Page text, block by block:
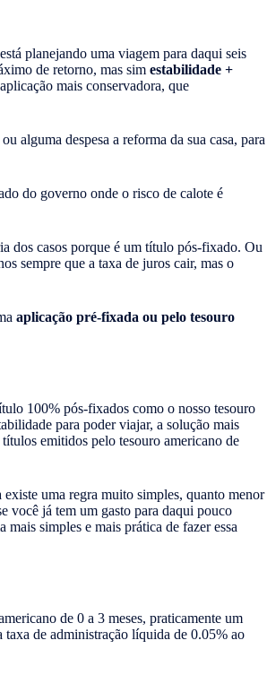
planejando uma viagem para daqui seis
de retorno, mas sim estabilidade +
mais conservadora, que
alguma despesa a reforma da sua casa, para
do governo onde o risco de calote é
dos casos porque é um título pós-fixado. Ou
sempre que a taxa de juros cair, mas o
aplicação pré-fixada ou pelo tesouro
100% pós-fixados como o nosso tesouro
para poder viajar, a solução mais
emitidos pelo tesouro americano de
uma regra muito simples, quanto menor
você já tem um gasto para daqui pouco
mais simples e mais prática de fazer essa
de 0 a 3 meses, praticamente um
de administração líquida de 0.05% ao